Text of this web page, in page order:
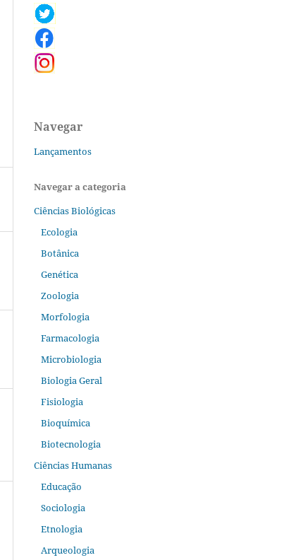
Navegar
Lançamentos
Navegar a categoria
Ciências Biológicas
Ecologia
Botânica
Genética
Zoologia
Morfologia
Farmacologia
Microbiologia
Biologia Geral
Fisiologia
Bioquímica
Biotecnologia
Ciências Humanas
Educação
Sociologia
Etnologia
Arqueologia